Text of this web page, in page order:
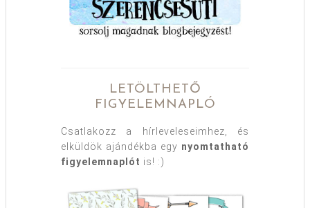
LETÖLTHETŐ
FIGYELEMNAPLÓ
Csatlakozz a hírleveleseimhez, és
elküldök ajándékba egy nyomtatható
figyelemnaplót is! :)